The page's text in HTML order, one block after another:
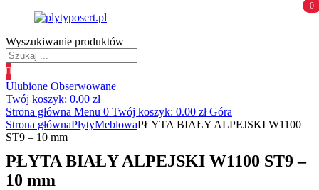
Wyszukiwanie produktów
0
Ulubione Obserwowane
0
Twój koszyk: 0.00 zł
Strona główna Menu 0 Twój koszyk: 0.00 zł Góra
Strona głównaPłytyMeblowaPŁYTA BIAŁY ALPEJSKI W1100
ST9 – 10 mm
PŁYTA BIAŁY ALPEJSKI W1100 ST9 –
10 mm